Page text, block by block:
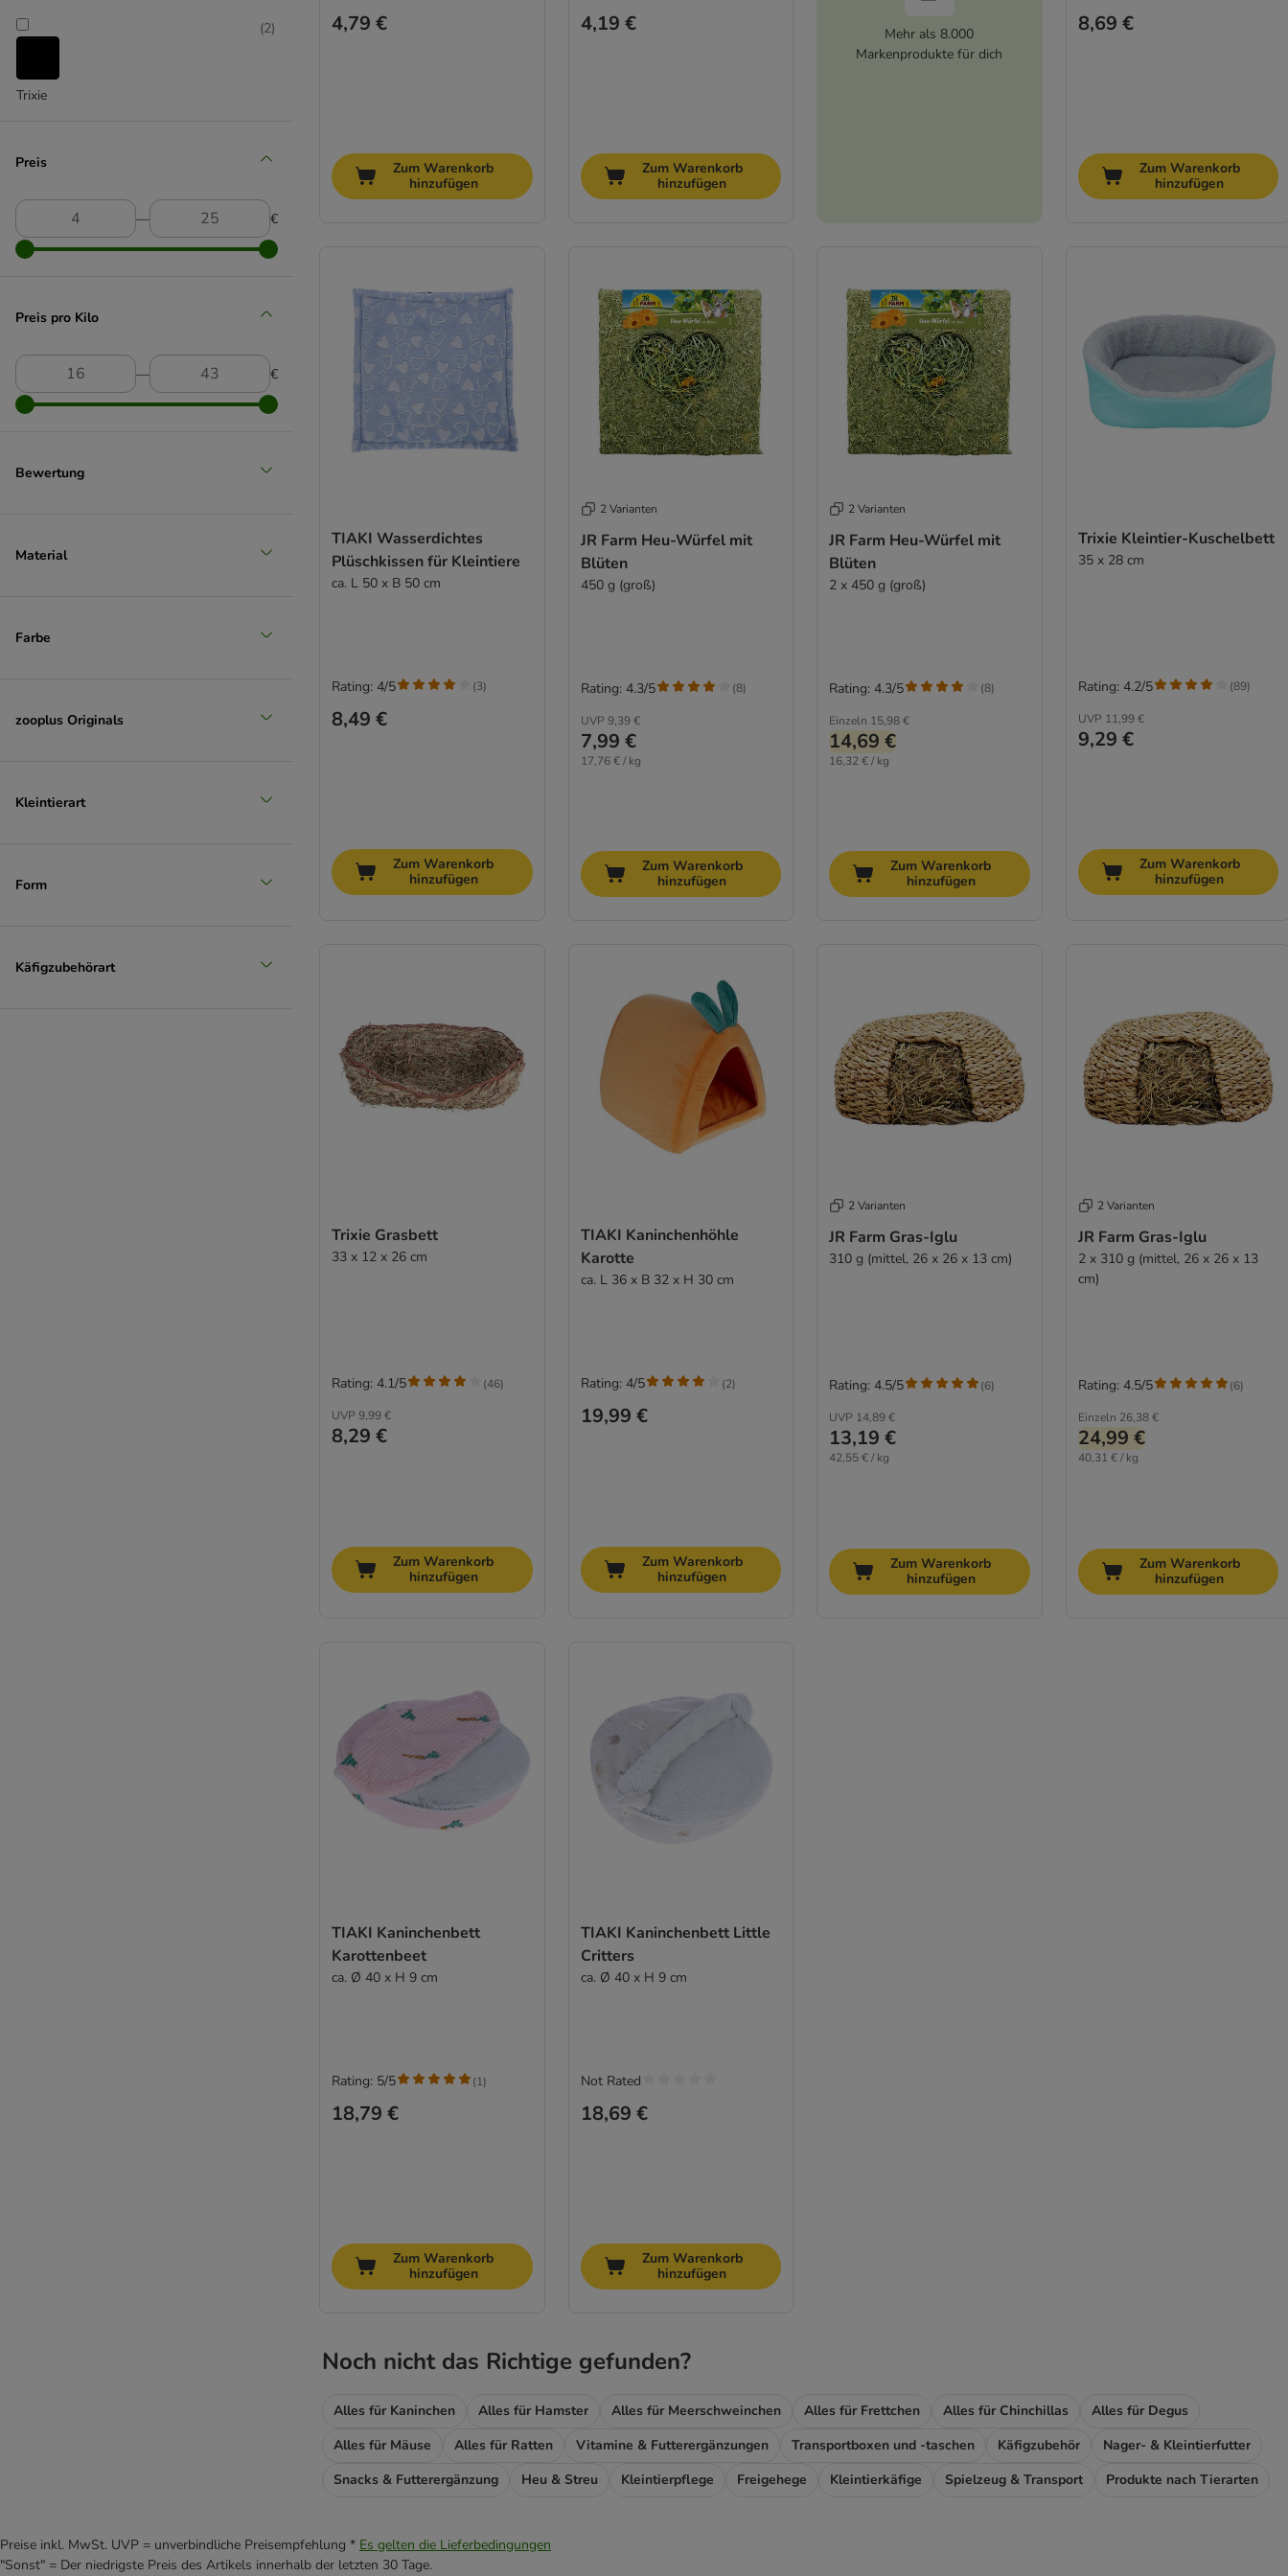
Trixie
(2)
Preis
― €
Preis pro Kilo
― €
Bewertung
Material
Farbe
zooplus Originals
Kleintierart
Form
Käfigzubehörart
4,79 €
Zum Warenkorb
hinzufügen
4,19 €
Zum Warenkorb
hinzufügen
Mehr als 8.000
Markenprodukte für dich
8,69 €
Zum Warenkorb
hinzufügen
TIAKI Wasserdichtes
Plüschkissen für Kleintiere
ca. L 50 x B 50 cm
8,49 €
Rating: 4/5 (3)
Zum Warenkorb
hinzufügen
2 Varianten
JR Farm Heu-Würfel mit
Blüten
450 g (groß)
UVP 9,39 €
7,99 €
17,76 € / kg
Rating: 4.3/5 (8)
Zum Warenkorb
hinzufügen
2 Varianten
JR Farm Heu-Würfel mit
Blüten
2 x 450 g (groß)
Einzeln 15,98 €
14,69 €
16,32 € / kg
Rating: 4.3/5 (8)
Zum Warenkorb
hinzufügen
Trixie Kleintier-Kuschelbett
35 x 28 cm
UVP 11,99 €
9,29 €
Rating: 4.2/5 (89)
Zum Warenkorb
hinzufügen
Trixie Grasbett
33 x 12 x 26 cm
UVP 9,99 €
8,29 €
Rating: 4.1/5 (46)
Zum Warenkorb
hinzufügen
TIAKI Kaninchenhöhle
Karotte
ca. L 36 x B 32 x H 30 cm
19,99 €
Rating: 4/5 (2)
Zum Warenkorb
hinzufügen
2 Varianten
JR Farm Gras-Iglu
310 g (mittel, 26 x 26 x 13 cm)
UVP 14,89 €
13,19 €
42,55 € / kg
Rating: 4.5/5 (6)
Zum Warenkorb
hinzufügen
2 Varianten
JR Farm Gras-Iglu
2 x 310 g (mittel, 26 x 26 x 13
cm)
Einzeln 26,38 €
24,99 €
40,31 € / kg
Rating: 4.5/5 (6)
Zum Warenkorb
hinzufügen
TIAKI Kaninchenbett
Karottenbeet
ca. Ø 40 x H 9 cm
18,79 €
Rating: 5/5 (1)
Zum Warenkorb
hinzufügen
TIAKI Kaninchenbett Little
Critters
ca. Ø 40 x H 9 cm
18,69 €
Not Rated
Zum Warenkorb
hinzufügen
Noch nicht das Richtige gefunden?
Alles für Kaninchen Alles für Hamster Alles für Meerschweinchen Alles für Frettchen Alles für Chinchillas
Alles für Degus
Alles für Mäuse
Alles für Ratten Vitamine & Futterergänzungen Transportboxen und -taschen Käfigzubehör
Nager- & Kleintierfutter
Snacks & Futterergänzung
Heu & Streu Kleintierpflege Freigehege Kleintierkäfige Spielzeug & Transport Produkte nach Tierarten
Preise inkl. MwSt. UVP = unverbindliche Preisempfehlung * Es gelten die Lieferbedingungen
"Sonst" = Der niedrigste Preis des Artikels innerhalb der letzten 30 Tage.